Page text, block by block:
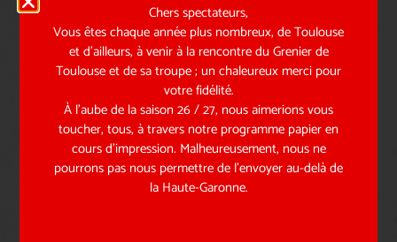
Chers spectateurs,
Vous êtes chaque année plus nombreux, de Toulouse
et d’ailleurs, à venir à la rencontre du Grenier de
Toulouse et de sa troupe ; un chaleureux merci pour
votre fidélité.
À l’aube de la saison 26 / 27, nous aimerions vous
toucher, tous, à travers notre programme papier en
cours d’impression. Malheureusement, nous ne
pourrons pas nous permettre de l’envoyer au-delà de
la Haute-Garonne.